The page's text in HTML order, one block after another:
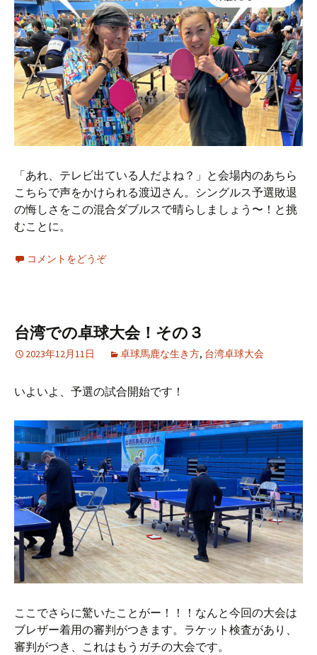
「あれ、テレビ出ている人だよね？」と会場内のあちら
こちらで声をかけられる渡辺さん。シングルス予選敗退
の悔しさをこの混合ダブルスで晴らしましょう〜！と挑
むことに。
コメントをどうぞ
台湾での卓球大会！その３
2023年12月11日 卓球馬鹿な生き方, 台湾卓球大会
いよいよ、予選の試合開始です！
ここでさらに驚いたことがー！！！なんと今回の大会は
ブレザー着用の審判がつきます。ラケット検査があり、
審判がつき、これはもうガチの大会です。